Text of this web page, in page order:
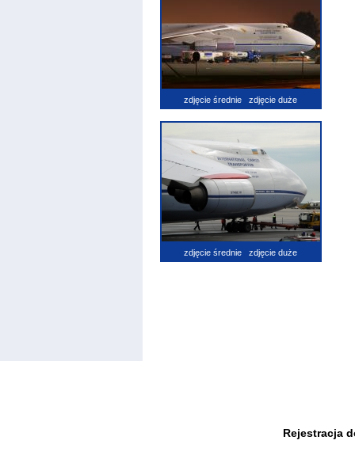
zdjęcie średnie zdjęcie duże
zdjęcie średnie zdjęcie duże
Rejestracja